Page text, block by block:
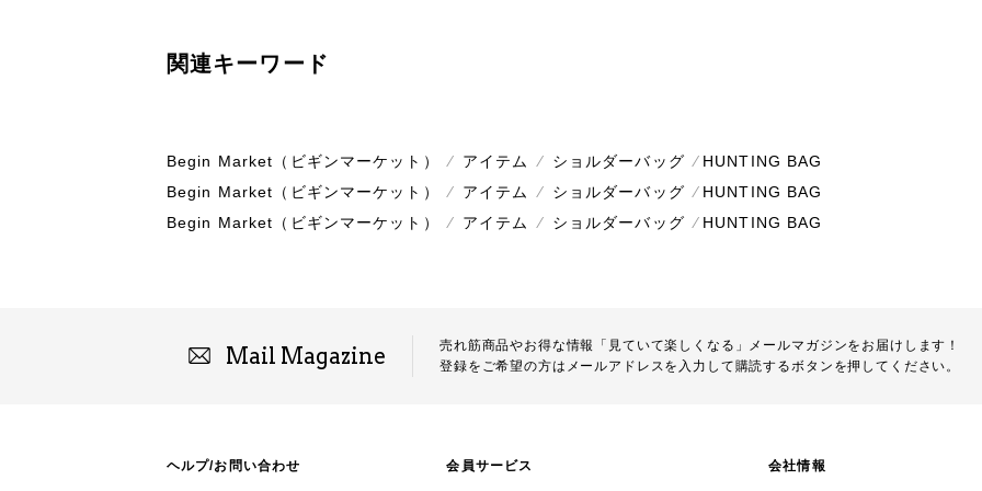
関連キーワード
Begin Market（ビギンマーケット） ⁄ アイテム ⁄ ショルダーバッグ ⁄ HUNTING BAG
Begin Market（ビギンマーケット）
⁄ アイテム ⁄ ショルダーバッグ ⁄ HUNTING BAG
Begin Market（ビギンマーケット）
⁄ アイテム ⁄ ショルダーバッグ ⁄ HUNTING BAG
Mail Magazine
売れ筋商品やお得な情報「見ていて楽しくなる」メールマガジンをお届けします！
登録をご希望の方はメールアドレスを入力して購読するボタンを押してください。
ヘルプ/お問い合わせ 会員サービス 会社情報